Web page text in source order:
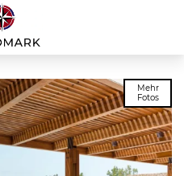
Mehr
Fotos